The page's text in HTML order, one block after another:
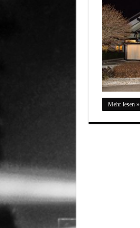
Mehr lesen »